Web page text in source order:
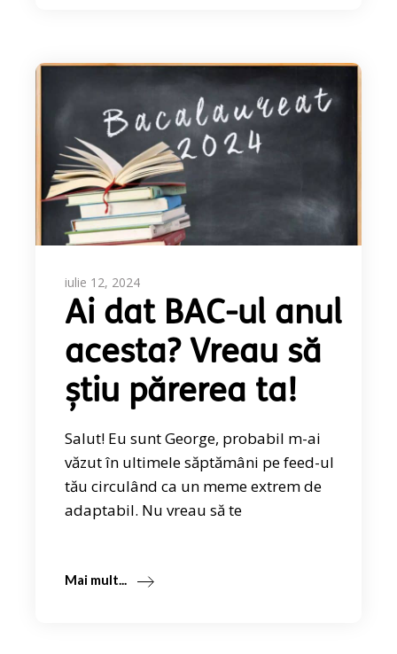
iulie 12, 2024
Ai dat BAC-ul anul
acesta? Vreau să
ştiu părerea ta!
Salut! Eu sunt George, probabil m-ai
văzut în ultimele săptămâni pe feed-ul
tău circulând ca un meme extrem de
adaptabil. Nu vreau să te
Mai mult...